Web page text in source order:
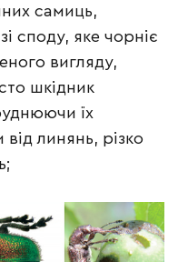
самиць,
споду, яке чорніє
вигляду,
шкідник
їх
линянь, різко